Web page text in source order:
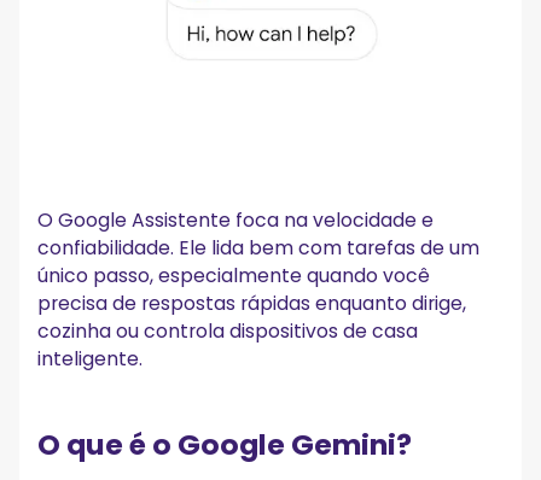
O Google Assistente foca na velocidade e
confiabilidade. Ele lida bem com tarefas de um
único passo, especialmente quando você
precisa de respostas rápidas enquanto dirige,
cozinha ou controla dispositivos de casa
inteligente.
O que é o Google Gemini?